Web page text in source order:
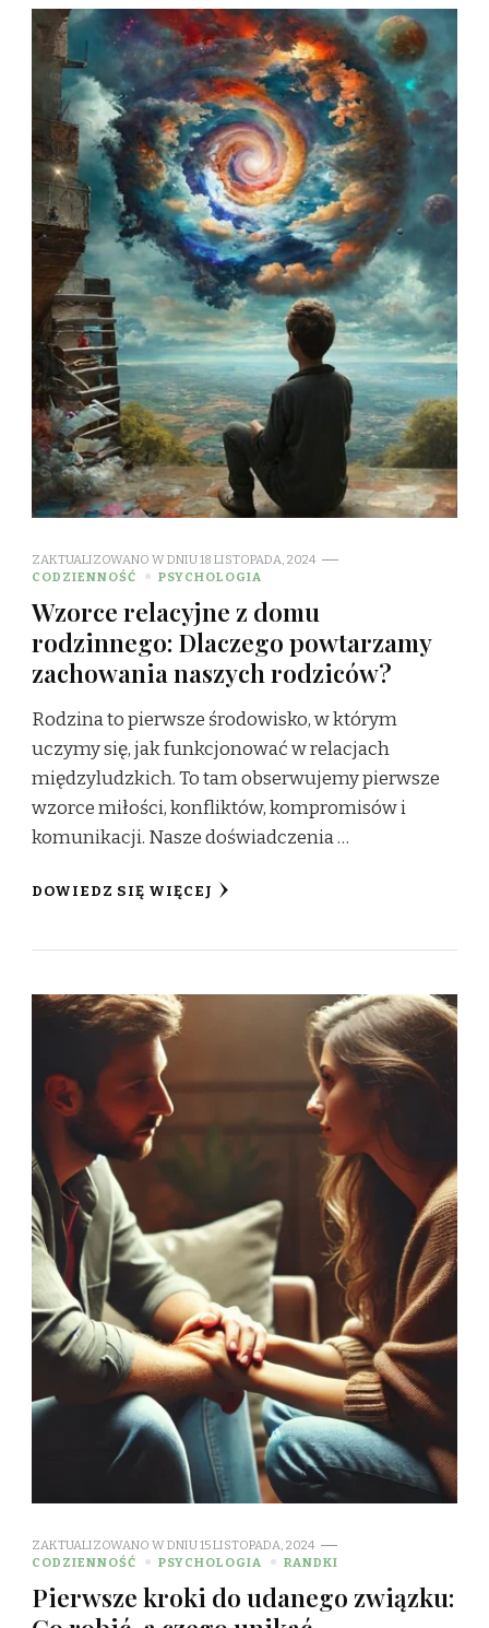
ZAKTUALIZOWANO W DNIU18 LISTOPADA, 2024
CODZIENNOŚĆ
PSYCHOLOGIA
Wzorce relacyjne z domu
rodzinnego: Dlaczego powtarzamy
zachowania naszych rodziców?
Rodzina to pierwsze środowisko, w którym
uczymy się, jak funkcjonować w relacjach
międzyludzkich. To tam obserwujemy pierwsze
wzorce miłości, konfliktów, kompromisów i
komunikacji. Nasze doświadczenia …
DOWIEDZ SIĘ WIĘCEJ
ZAKTUALIZOWANO W DNIU15 LISTOPADA, 2024
CODZIENNOŚĆ
PSYCHOLOGIA RANDKI
Pierwsze kroki do udanego związku: